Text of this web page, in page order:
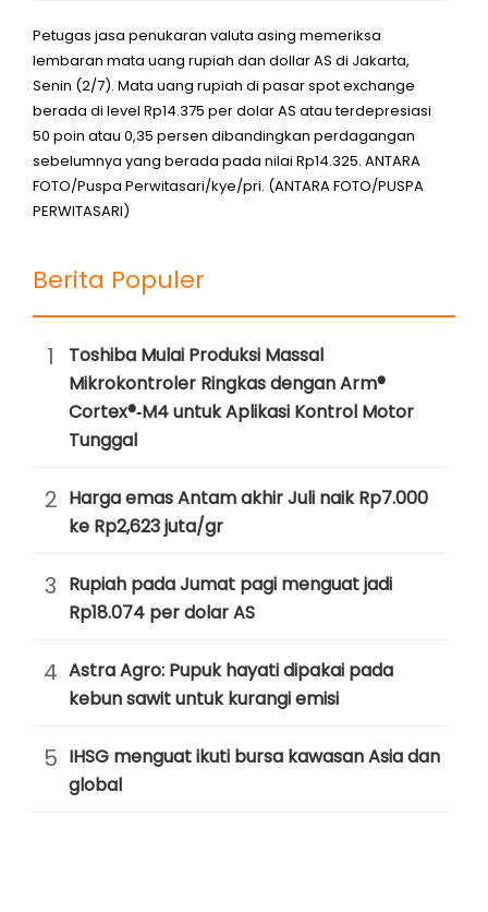
Petugas jasa penukaran valuta asing memeriksa
lembaran mata uang rupiah dan dollar AS di Jakarta,
Senin (2/7). Mata uang rupiah di pasar spot exchange
berada di level Rp14.375 per dolar AS atau terdepresiasi
50 poin atau 0,35 persen dibandingkan perdagangan
sebelumnya yang berada pada nilai Rp14.325. ANTARA
FOTO/Puspa Perwitasari/kye/pri. (ANTARA FOTO/PUSPA
PERWITASARI)
Berita Populer
1
Toshiba Mulai Produksi Massal
Mikrokontroler Ringkas dengan Arm®
Cortex®‑M4 untuk Aplikasi Kontrol Motor
Tunggal
2 Harga emas Antam akhir Juli naik Rp7.000
ke Rp2,623 juta/gr
3 Rupiah pada Jumat pagi menguat jadi
Rp18.074 per dolar AS
4 Astra Agro: Pupuk hayati dipakai pada
kebun sawit untuk kurangi emisi
5 IHSG menguat ikuti bursa kawasan Asia dan
global